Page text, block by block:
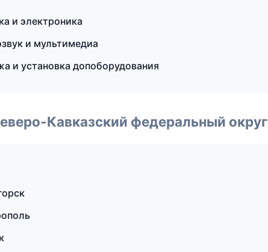
и электроника
и мультимедиа
и установка допоборудования
Кавказский федеральный округ